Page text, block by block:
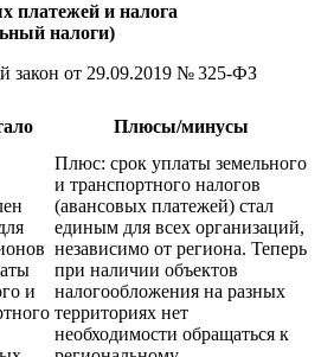
платежей и налога
налоги)
закон от 29.09.2019 № 325-ФЗ
Плюсы/минусы
и
Плюс: срок уплаты земельного
и транспортного налогов
(авансовых платежей) стал
единым для всех организаций,
независимо от региона. Теперь
при наличии объектов
налогообложения на разных
территориях нет
необходимости обращаться к